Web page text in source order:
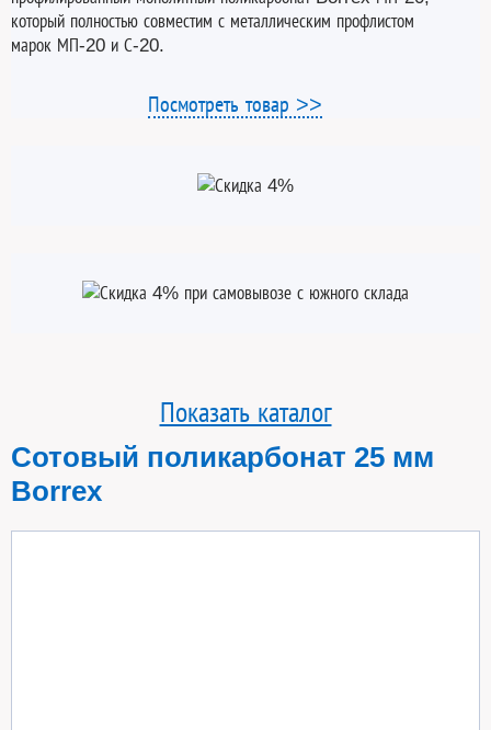
который полностью совместим с металлическим профлистом
марок МП-20 и С-20.
Посмотреть товар >>
Показать каталог
Сотовый поликарбонат 25 мм
Borrex